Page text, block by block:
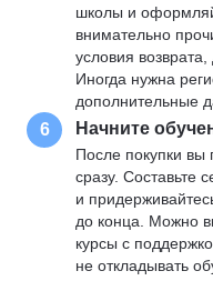
школы и
внимательно
условия
Иногда нужна
дополнительные
6 Начните
После покупки вы
сразу. Составьте
и
до конца. Можно
курсы с
не откладывать